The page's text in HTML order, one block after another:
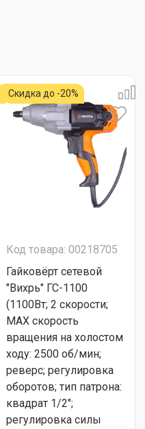
Скидка до -20%
Код товара: 00218705
Гайковёрт сетевой
"Вихрь" ГС-1100
(1100Вт; 2 скорости;
МАХ скорость
вращения на холостом
ходу: 2500 об/мин;
реверс; регулировка
оборотов; тип патрона:
квадрат 1/2";
регулировка силы